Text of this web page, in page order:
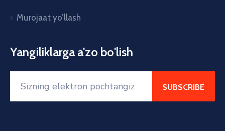
Murojaat yo’llash
Yangiliklarga a'zo bo'lish